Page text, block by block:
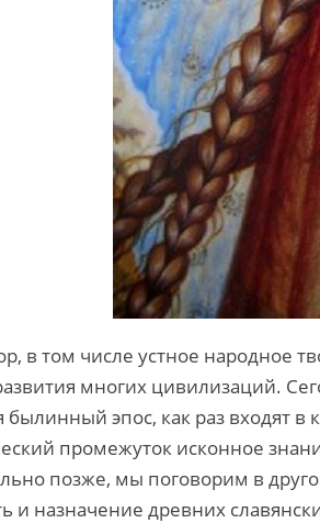
в том числе устное народное
многих цивилизаций.
былинный эпос, как раз входят в
промежуток исконное
позже, мы поговорим в
и назначение древних